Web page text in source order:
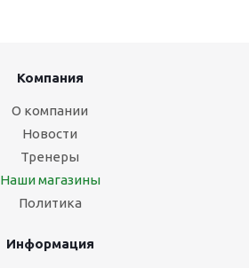
Компания
О компании
Новости
Тренеры
Наши магазины
Политика
Информация